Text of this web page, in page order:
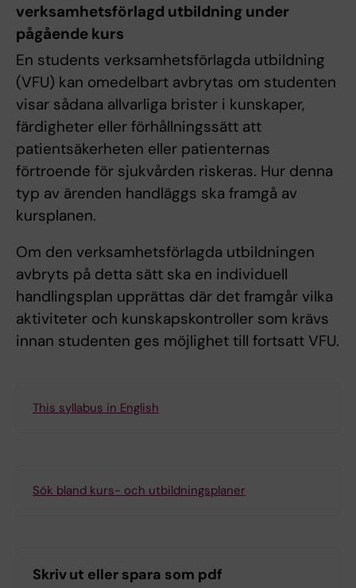
verksamhetsförlagd utbildning under
pågående kurs
En students verksamhetsförlagda utbildning
(VFU) kan omedelbart avbrytas om studenten
visar sådana allvarliga brister i kunskaper,
färdigheter eller förhållningssätt att
patientsäkerheten eller patienternas
förtroende för sjukvården riskeras. Hur denna
typ av ärenden handläggs ska framgå av
kursplanen.
Om den verksamhetsförlagda utbildningen
avbryts på detta sätt ska en individuell
handlingsplan upprättas där det framgår vilka
aktiviteter och kunskapskontroller som krävs
innan studenten ges möjlighet till fortsatt VFU.
This syllabus in English
Sök bland kurs- och utbildningsplaner
Skriv ut eller spara som pdf